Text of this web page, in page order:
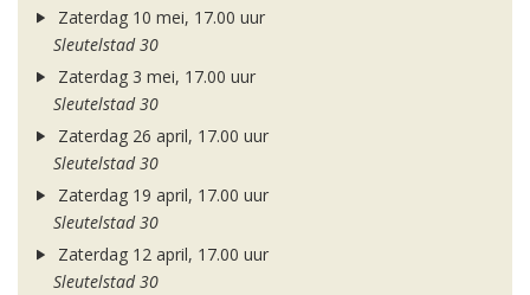
Zaterdag 10 mei, 17.00 uur
Sleutelstad 30
Zaterdag 3 mei, 17.00 uur
Sleutelstad 30
Zaterdag 26 april, 17.00 uur
Sleutelstad 30
Zaterdag 19 april, 17.00 uur
Sleutelstad 30
Zaterdag 12 april, 17.00 uur
Sleutelstad 30